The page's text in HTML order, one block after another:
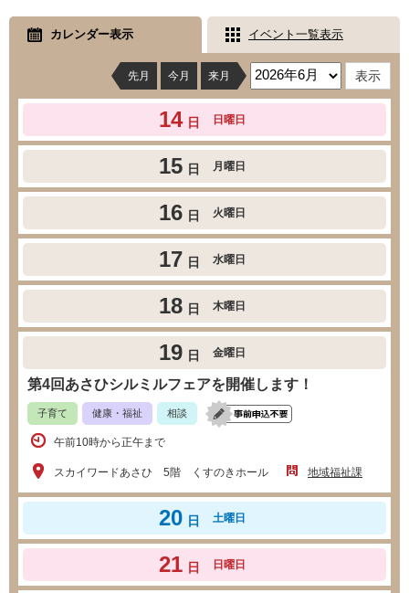
カレンダー表示 イベント一覧表示
先月 今月 来月
14 日 日曜日
15 日 月曜日
16 日 火曜日
17 日 水曜日
18 日 木曜日
19 日 金曜日
第4回あさひシルミルフェアを開催します！
子育て 健康・福祉 相談
午前10時から正午まで
スカイワードあさひ 5階 くすのきホール 地域福祉課
20 日 土曜日
21 日 日曜日